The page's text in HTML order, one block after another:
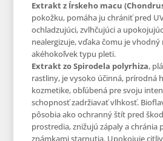
Extrakt z Írskeho macu
pokožku, pomáha ju chrániť pred
ochladzujúci, zvlhčujúci a
nealergizuje, vďaka čomu je
akéhokoľvek typu pleti.
Extrakt zo Spirodela polyrhiza,
rastliny, je vysoko účinná, prírodná
kozmetike, obľúbená pre svoju
schopnosť zadržiavať vlhkosť.
pôsobia ako ochranný štít pred
prostredia, znižujú zápaly a chránia
známkami starnutia. Upokojuje